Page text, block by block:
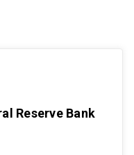
Reserve Bank